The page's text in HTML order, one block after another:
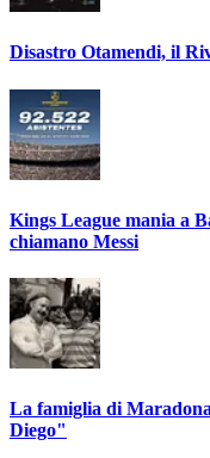
Disastro Otamendi, il
Kings League mania a
chiamano Messi
La famiglia di
Diego"